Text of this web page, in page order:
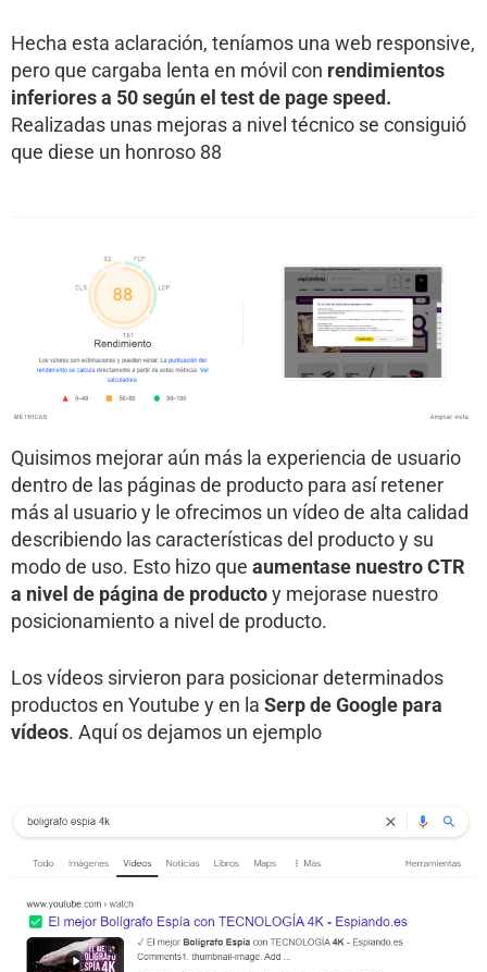
Hecha esta aclaración, teníamos una web responsive,
pero que cargaba lenta en móvil con rendimientos
inferiores a 50 según el test de page speed.
Realizadas unas mejoras a nivel técnico se consiguió
que diese un honroso 88
Quisimos mejorar aún más la experiencia de usuario
dentro de las páginas de producto para así retener
más al usuario y le ofrecimos un vídeo de alta calidad
describiendo las características del producto y su
modo de uso. Esto hizo que aumentase nuestro CTR
a nivel de página de productoy mejorase nuestro
posicionamiento a nivel de producto.
Los vídeos sirvieron para posicionar determinados
productos en Youtube y en la Serp de Google para
vídeos. Aquí os dejamos un ejemplo